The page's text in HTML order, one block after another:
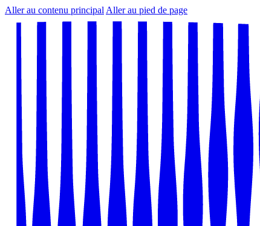
Aller au contenu principal Aller au pied de page